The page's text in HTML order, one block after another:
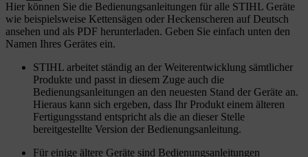
Hier können Sie die Bedienungsanleitungen für alle STIHL Geräte
wie beispielsweise Kettensägen oder Heckenscheren auf Deutsch
ansehen und als PDF herunterladen. Geben Sie einfach unten den
Namen Ihres Gerätes ein.
STIHL arbeitet ständig an der Weiterentwicklung sämtlicher
Produkte und passt in diesem Zuge auch die
Bedienungsanleitungen an den neuesten Stand der Geräte an.
Hieraus kann sich ergeben, dass Ihr Produkt einem älteren
Fertigungsstand entspricht als die an dieser Stelle
bereitgestellte Version der Bedienungsanleitung.
Für einige ältere Geräte sind Bedienungsanleitungen